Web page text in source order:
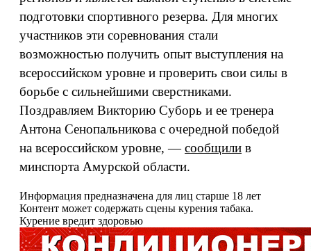
подготовки спортивного резерва. Для многих
участников эти соревнования стали
возможностью получить опыт выступления на
всероссийском уровне и проверить свои силы в
борьбе с сильнейшими сверстниками.
Поздравляем Викторию Суборь и ее тренера
Антона Сенопальникова с очередной победой
на всероссийском уровне, —сообщили в
минспорта Амурской области.
Информация предназначена для лиц старше 18 лет
Контент может содержать сцены курения табака.
Курение вредит здоровью